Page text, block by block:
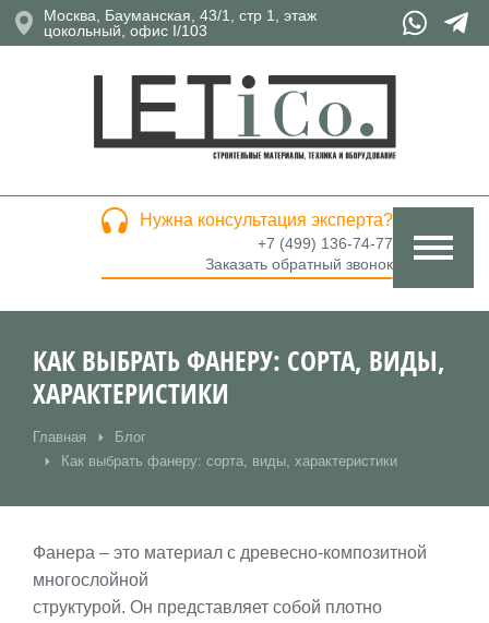
Москва, Бауманская, 43/1, стр 1, этаж
цокольный, офис I/103
Нужна консультация эксперта?
+7 (499) 136-74-77
Заказать обратный звонок
КАК ВЫБРАТЬ ФАНЕРУ: СОРТА, ВИДЫ,
ХАРАКТЕРИСТИКИ
Вы здесь:
Главная
Блог
Как выбрать фанеру: сорта, виды, характеристики
Фанера – это материал с древесно-композитной
многослойной
структурой. Он представляет собой плотно